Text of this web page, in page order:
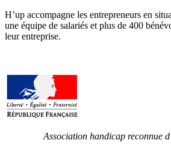
H’up accompagne​​ les entrepreneurs en
une équipe de salariés et plus de 400
leur entreprise.
Association handicap reconnue